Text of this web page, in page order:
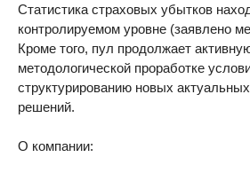
Статистика страховых убытков
контролируемом уровне (заявлено
Кроме того, пул продолжает
методологической проработке
структурированию новых
решений.
О компании: